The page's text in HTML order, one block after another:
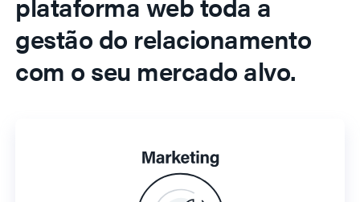
gestão do relacionamento
com o seu mercado alvo.